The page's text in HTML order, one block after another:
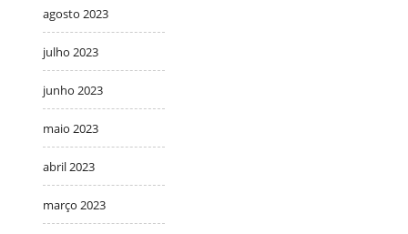
agosto 2023
julho 2023
junho 2023
maio 2023
abril 2023
março 2023